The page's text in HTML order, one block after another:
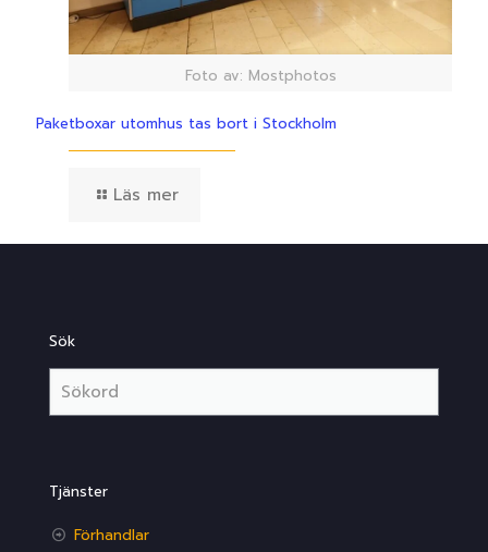
Foto av: Mostphotos
Paketboxar utomhus tas bort i Stockholm
Läs mer
Sök
Tjänster
Förhandlar